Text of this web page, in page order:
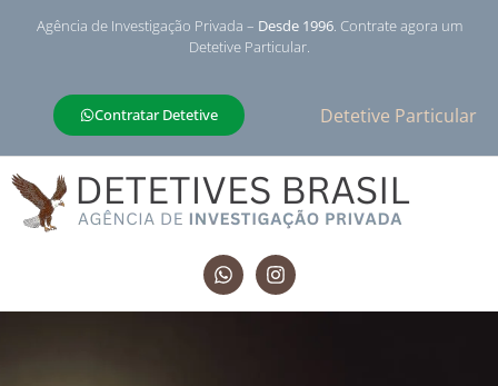
Agência de Investigação Privada – Desde 1996. Contrate agora um
Detetive Particular.
Contratar Detetive Detetive Particular